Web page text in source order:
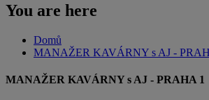
You are here
Domů
MANAŽER KAVÁRNY s AJ -
MANAŽER KAVÁRNY s AJ - PRAHA 1